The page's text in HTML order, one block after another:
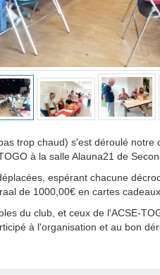
trop chaud) s'est déroulé
à la salle Alauna21 de
espérant chacune
de 1000,00€ en cartes
du club, et ceux de l'ACSE-
à l'organisation et au bon